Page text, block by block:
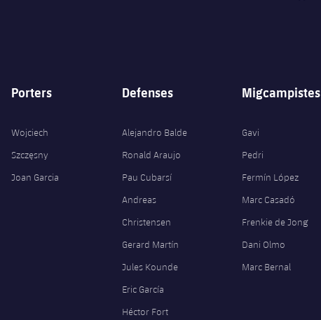
Porters
Wojciech
Szczęsny
Joan Garcia
Defenses
Alejandro Balde
Ronald Araujo
Pau Cubarsí
Andreas
Christensen
Gerard Martín
Jules Kounde
Eric García
Héctor Fort
Migcampistes
Gavi
Pedri
Fermín López
Marc Casadó
Frenkie de Jong
Dani Olmo
Marc Bernal